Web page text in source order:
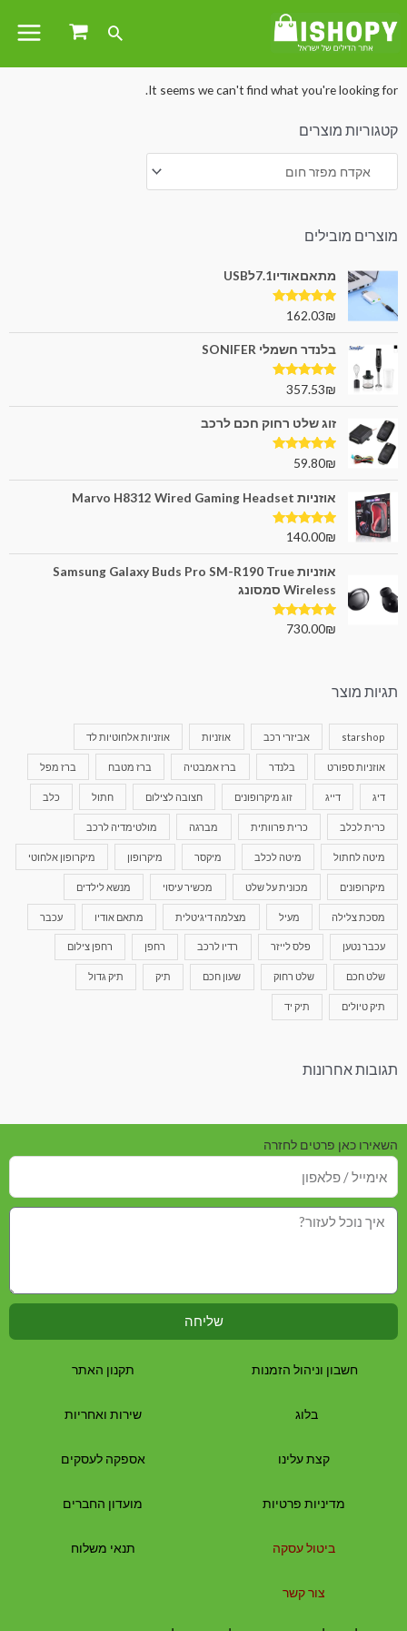
עמוד הבית /לבית לגן ולמשרד
It seems we can't find what you're looking for.
קטגוריות מוצרים
מוצרים מובילים
מתאםאודיו7.1לUSB
דורג5.00
162.03₪
בלנדר חשמלי SONIFER
דורג 5.00
357.53₪
זוג שלט רחוק חכם לרכב
דורג5.00
59.80₪
אוזניות Marvo H8312 Wired Gaming Headset
דורג5.00
140.00₪
אוזניות Samsung Galaxy Buds Pro SM-R190 True
Wireless סמסונג
דורג5.00
730.00₪
תגיות מוצר
starshop אביזרי רכב אוזניות אוזניות אלחוטיות לד
אוזניות ספורט בלנדר ברז אמבטיה ברז מטבח ברז מפל
דיג דייג זוג מיקרופונים חצובה לצילום חתול כלב
כרית לכלב כרית פרוותית מברגה מולטימדיה לרכב
מיטה לחתול מיטה לכלב מיקסר מיקרופון מיקרופון אלחוטי
מיקרופונים מכונית על שלט מכשיר עיסוי מנשא לילדים
מסכת צלילה מעיל מצלמה דיגיטלית מתאם אודיו עכבר
עכבר נטען פלס לייזר רדיו לרכב רחפן רחפן צילום
שלט חכם שלט רחוק שעון חכם תיק תיק גדול
תיק טיולים תיק יד
תגובות אחרונות
השאירו כאן פרטים לחזרה
שליחה
חשבון וניהול הזמנות
בלוג
קצת עלינו
מדיניות פרטיות
ביטול עסקה
צור קשר
תקנון האתר
שירות ואחריות
אספקה לעסקים
מועדון החברים
תנאי משלוח